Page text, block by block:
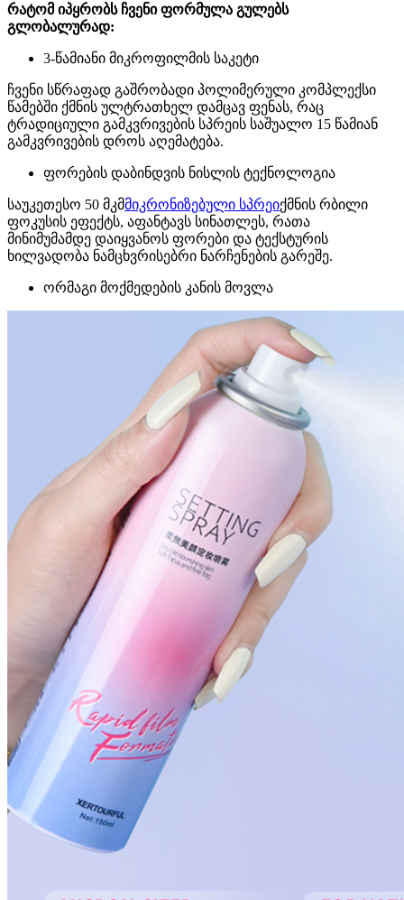
რატომ იპყრობს ჩვენი ფორმულა გულებს
გლობალურად:‌
3-წამიანი მიკროფილმის საკეტი
ჩვენი სწრაფად გაშრობადი პოლიმერული კომპლექსი
წამებში ქმნის ულტრათხელ დამცავ ფენას, რაც
ტრადიციული გამკვრივების სპრეის საშუალო 15 წამიან
გამკვრივების დროს აღემატება.
ფორების დაბინდვის ნისლის ტექნოლოგია
საუკეთესო 50 მკმმიკრონიზებული სპრეიქმნის რბილი
ფოკუსის ეფექტს, აფანტავს სინათლეს, რათა
მინიმუმამდე დაიყვანოს ფორები და ტექსტურის
ხილვადობა ნამცხვრისებრი ნარჩენების გარეშე.
ორმაგი მოქმედების კანის მოვლა